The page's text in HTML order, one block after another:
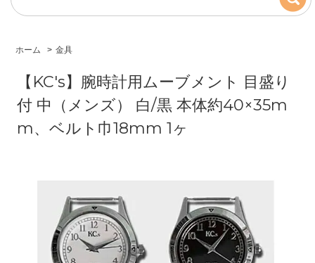
ホーム > 金具
【KC's】腕時計用ムーブメント 目盛り
付 中（メンズ） 白/黒 本体約40×35m
m、ベルト巾18mm 1ヶ